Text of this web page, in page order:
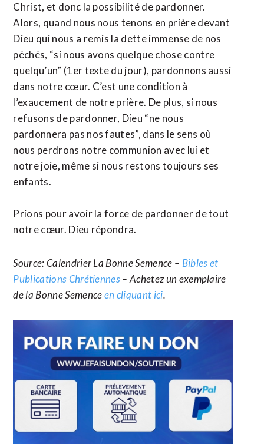
Christ, et donc la possibilité de pardonner.
Alors, quand nous nous tenons en prière devant
Dieu qui nous a remis la dette immense de nos
péchés, “si nous avons quelque chose contre
quelqu’un” (1er texte du jour), pardonnons aussi
dans notre cœur. C’est une condition à
l’exaucement de notre prière. De plus, si nous
refusons de pardonner, Dieu “ne nous
pardonnera pas nos fautes”, dans le sens où
nous perdrons notre communion avec lui et
notre joie, même si nous restons toujours ses
enfants.
Prions pour avoir la force de pardonner de tout
notre cœur. Dieu répondra.
Source: Calendrier La Bonne Semence – Bibles et
Publications Chrétiennes– Achetez un exemplaire
de la Bonne Semenceen cliquant ici.